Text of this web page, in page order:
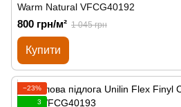
Warm Natural VFCG40192
800 грн/м² 1 045 грн
Купити
−23%
3